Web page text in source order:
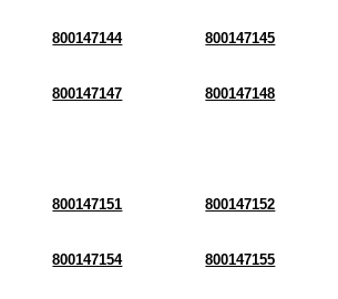
800147144 800147145
800147147 800147148
800147151 800147152
800147154 800147155